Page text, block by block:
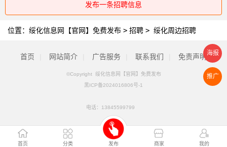
首页 分类 发布 商家 我的
发布一条招聘信息
位置： 绥化信息网【官网】免费发布 > 招聘 > 绥化周边招聘
首页 网站简介 广告服务 联系我们 免责声明
©Copyright 绥化信息网【官网】免费发布
黑ICP备2024016806号-1
电话： 13845599799
推广
海报